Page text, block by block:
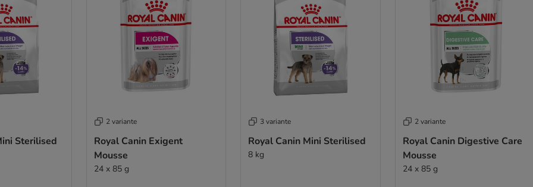
Sterilised
2 variante
Royal Canin Exigent
Mousse
24 x 85 g
3 variante
Royal Canin Mini Sterilised
8 kg
2 variante
Royal Canin Digestive Care
Mousse
24 x 85 g